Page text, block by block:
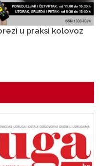
u praksi kolovoz